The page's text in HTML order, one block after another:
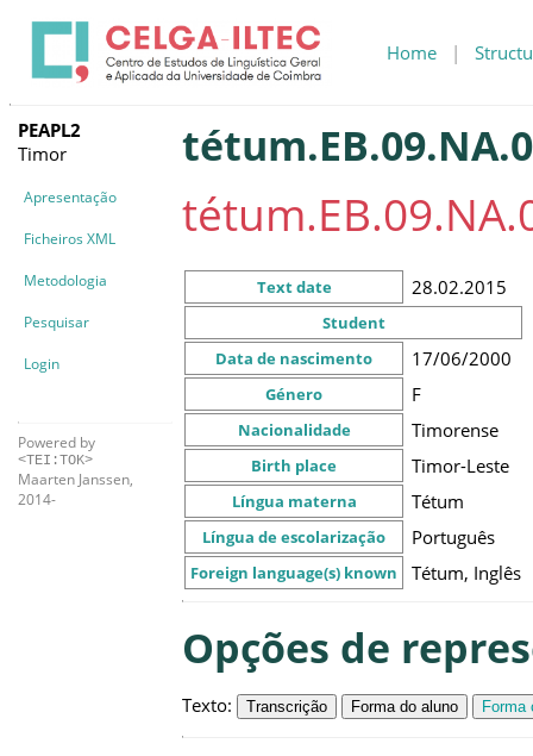
Home |
PEAPL2
Timor
Apresentação
Ficheiros XML
Metodologia
Pesquisar
Login
Powered by
<TEI:TOK>
Maarten Janssen,
2014-
Text date 28.02.2015
Student
Data de nascimento
17/06/2000
Género F
Nacionalidade Timorense
Birth place Timor-Leste
Língua materna Tétum
Língua de escolarização Português
Foreign language(s) known Tétum, Inglês
Opções de
Texto: Transcrição Forma do aluno Forma